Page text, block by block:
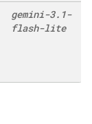
gemini-3. 1-
flash-lite